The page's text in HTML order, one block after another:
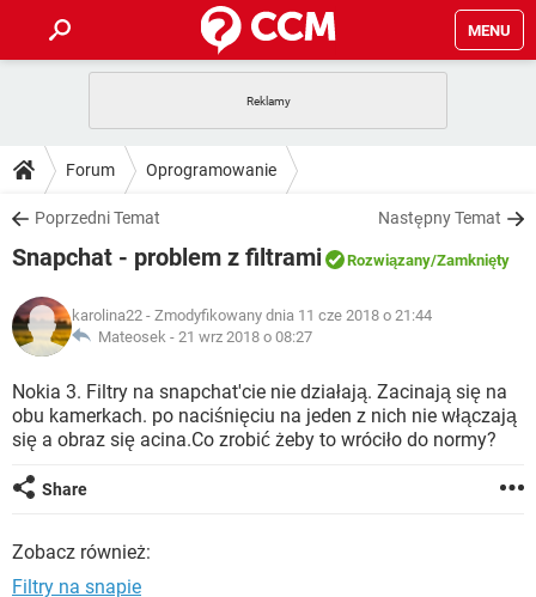
MENU
GRY WHATSAPP
SPOTIFY
INSTAGRAM FACEBOOK
WINDOWS 10
PORADY
PlayStation TIKTOK
INSTAGRAM FACEBOOK
WINDOWS 10
DO POBRANIA
ANDROID TIKTOK
GRY
IOS NETFLIX
INSTAGRAM FACEBOOK
WINDOWS 10
FORUM
COVID-19 TIKTOK
GRY
SPOTIFY NETFLIX
INSTAGRAM FACEBOOK
WINDOWS 10
ARTYKUŁY
COVID-19 TIKTOK
GRY WHATSAPP
INSTAGRAM
WINDOWS 10
Forum Oprogramowanie
Poprzedni Temat Następny Temat
Snapchat - problem z filtrami Rozwiązany/Zamknięty
karolina22 - Zmodyfikowany dnia 11 cze 2018 o 21:44
Mateosek - 21 wrz 2018 o 08:27
Nokia 3. Filtry na snapchat'cie nie działają. Zacinają się na
obu kamerkach. po naciśnięciu na jeden z nich nie włączają
się a obraz się acina.Co zrobić żeby to wróciło do normy?
Share
Zobacz również:
Filtry na snapie